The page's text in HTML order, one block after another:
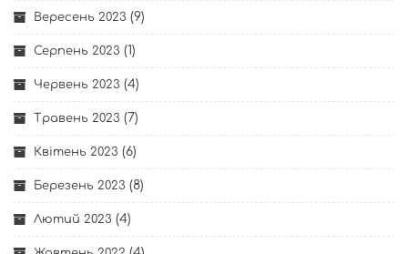
Вересень 2023 (9)
Серпень 2023 (1)
Червень 2023 (4)
Травень 2023 (7)
Квітень 2023 (6)
Березень 2023 (8)
Лютий 2023 (4)